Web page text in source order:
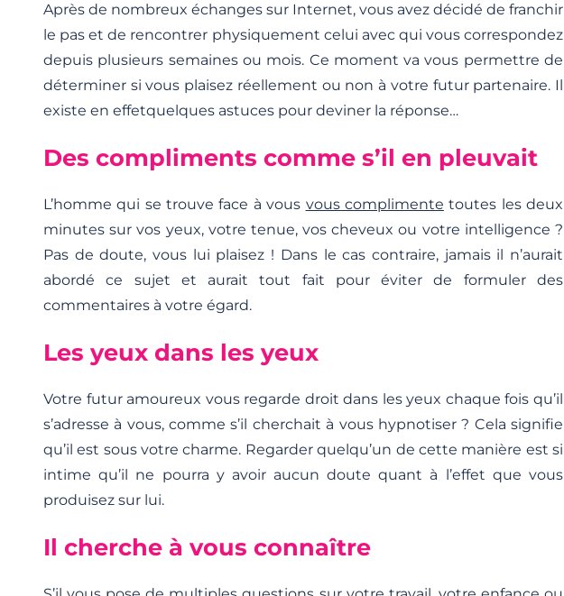
Après de nombreux échanges sur Internet, vous avez décidé de franchir
le pas et de rencontrer physiquement celui avec qui vous correspondez
depuis plusieurs semaines ou mois. Ce moment va vous permettre de
déterminer si vous plaisez réellement ou non à votre futur partenaire. Il
existe en effetquelques astuces pour deviner la réponse…
Des compliments comme s’il en pleuvait
L’homme qui se trouve face à vous vous complimente toutes les deux
minutes sur vos yeux, votre tenue, vos cheveux ou votre intelligence ?
Pas de doute, vous lui plaisez ! Dans le cas contraire, jamais il n’aurait
abordé ce sujet et aurait tout fait pour éviter de formuler des
commentaires à votre égard.
Les yeux dans les yeux
Votre futur amoureux vous regarde droit dans les yeux chaque fois qu’il
s’adresse à vous, comme s’il cherchait à vous hypnotiser ? Cela signifie
qu’il est sous votre charme. Regarder quelqu’un de cette manière est si
intime qu’il ne pourra y avoir aucun doute quant à l’effet que vous
produisez sur lui.
Il cherche à vous connaître